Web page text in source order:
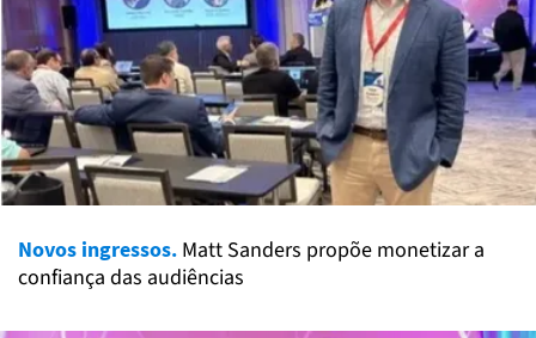
Novos ingressos. Matt Sanders propõe monetizar a
confiança das audiências